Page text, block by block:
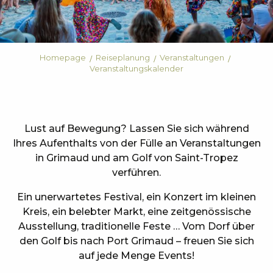
Homepage Reiseplanung
Veranstaltungen
Veranstaltungskalender
Lust auf Bewegung? Lassen Sie sich während
Ihres Aufenthalts von der Fülle an Veranstaltungen
in Grimaud und am Golf von Saint-Tropez
verführen.
Ein unerwartetes Festival, ein Konzert im kleinen
Kreis, ein belebter Markt, eine zeitgenössische
Ausstellung, traditionelle Feste … Vom Dorf über
den Golf bis nach Port Grimaud – freuen Sie sich
auf jede Menge Events!